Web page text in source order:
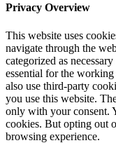
Privacy Overview
This website uses
navigate through the
categorized as
essential for the
also use third-party
you use this website.
only with your consent.
cookies. But opting out
browsing experience.